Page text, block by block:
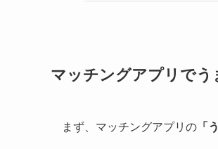
マッチングアプリでう
まず、マッチングアプリの 「